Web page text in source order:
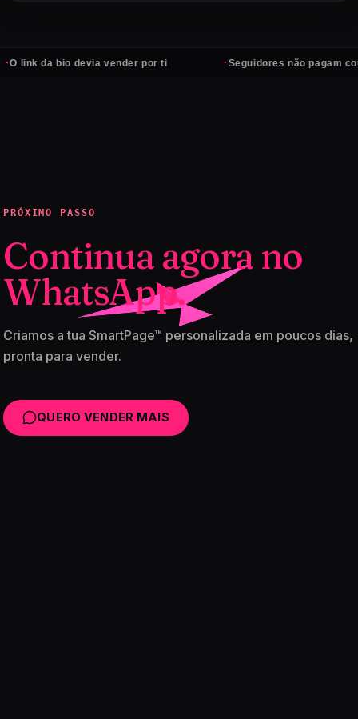
bio devia vender por ti Seguidores não pagam contas —
PRÓXIMO PASSO
Continua agora no
WhatsApp.
Criamos a tua SmartPage™ personalizada em poucos dias,
pronta para vender.
QUERO VENDER MAIS